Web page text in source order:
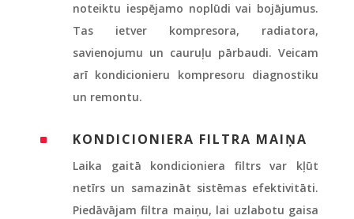
noteiktu iespējamo noplūdi vai bojājumus.
Tas ietver kompresora, radiatora,
savienojumu un cauruļu pārbaudi. Veicam
arī kondicionieru kompresoru diagnostiku
un remontu.
^ KONDICIONIERA FILTRA MAIŅA
Laika gaitā kondicioniera filtrs var kļūt
netīrs un samazināt sistēmas efektivitāti.
Piedāvājam filtra maiņu, lai uzlabotu gaisa